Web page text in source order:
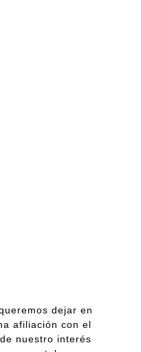
dejar en
afiliación con el
nuestro interés